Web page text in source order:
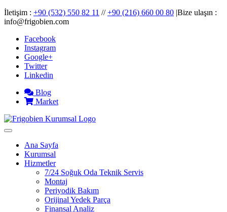
İletişim : +90 (532) 550 82 11 //+90 (216) 660 00 80 |Bize ulaşın :
info@frigobien.com
Facebook
Instagram
Google+
Twitter
Linkedin
Blog
Market
Ana Sayfa
Kurumsal
Hizmetler
7/24 Soğuk Oda Teknik Servis
Montaj
Periyodik Bakım
Orijinal Yedek Parça
Finansal Analiz